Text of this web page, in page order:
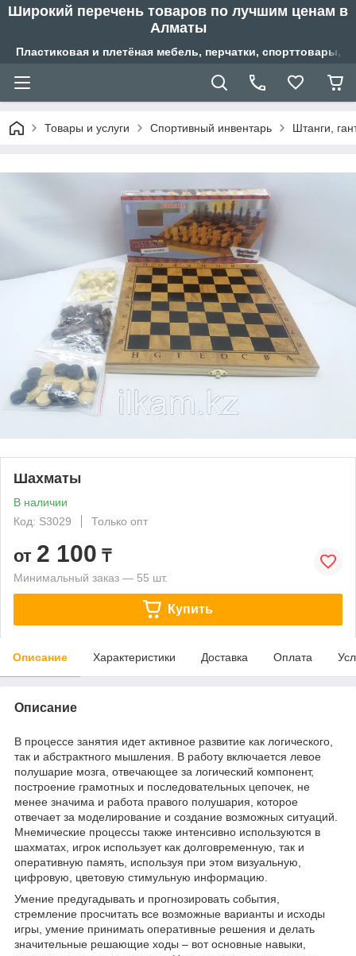
Широкий перечень товаров по лучшим ценам в
Алматы
Пластиковая и плетёная мебель, перчатки,
Товары и услуги Спортивный инвентарь Штанги,
Шахматы
В наличии
Код: S3029
Только опт
от 2 100 ₸
Минимальный заказ — 55 шт.
Купить
Описание Характеристики Доставка Оплата
Описание
В процессе занятия идет активное развитие как логического,
так и абстрактного мышления. В работу включается левое
полушарие мозга, отвечающее за логический компонент,
построение грамотных и последовательных цепочек, не
менее значима и работа правого полушария, которое
отвечает за моделирование и создание возможных ситуаций.
Мнемические процессы также интенсивно используются в
шахматах, игрок использует как долговременную, так и
оперативную память, используя при этом визуальную,
цифровую, цветовую стимульную информацию.
Умение предугадывать и прогнозировать события,
стремление просчитать все возможные варианты и исходы
игры, умение принимать оперативные решения и делать
значительные решающие ходы – вот основные навыки,